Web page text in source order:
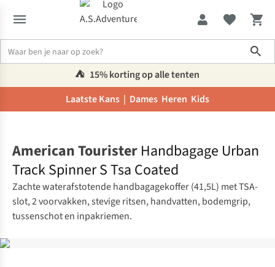
⛺️ 15% korting op alle tenten
Laatste Kans | Dames Heren Kids
American Tourister Handbagage Urban
Track Spinner S Tsa Coated
Zachte waterafstotende handbagagekoffer (41,5L) met TSA-
slot, 2 voorvakken, stevige ritsen, handvatten, bodemgrip,
tussenschot en inpakriemen.